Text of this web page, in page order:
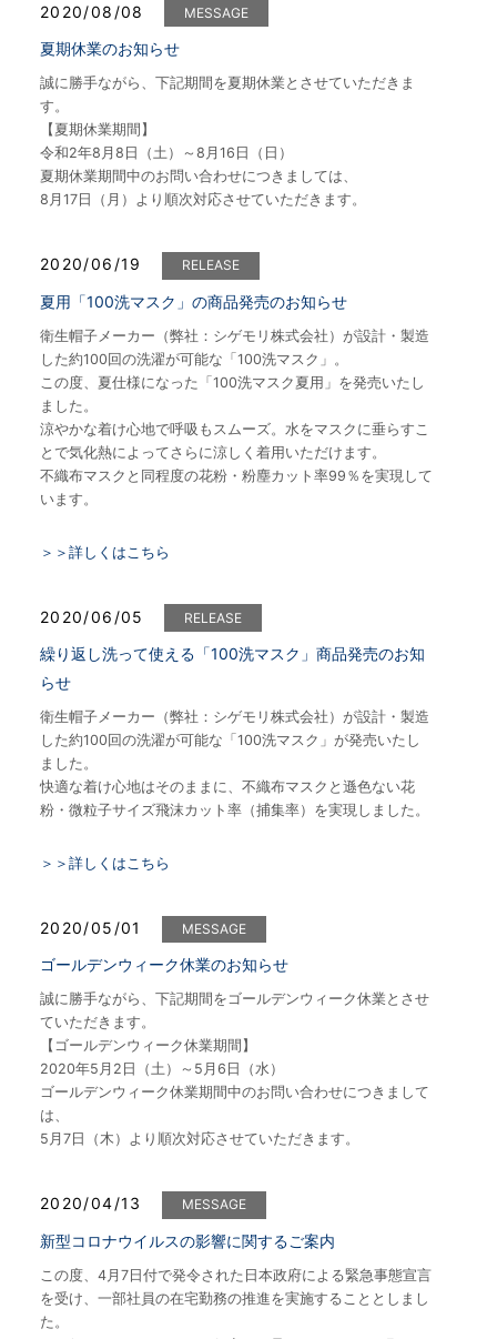
2020/08/08 MESSAGE
夏期休業のお知らせ
誠に勝手ながら、下記期間を夏期休業とさせていただきま
す。
【夏期休業期間】
令和2年8月8日（土）～8月16日（日）
夏期休業期間中のお問い合わせにつきましては、
8月17日（月）より順次対応させていただきます。
2020/06/19 RELEASE
夏用「100洗マスク」の商品発売のお知らせ
衛生帽子メーカー（弊社：シゲモリ株式会社）が設計・製造
した約100回の洗濯が可能な「100洗マスク」。
この度、夏仕様になった「100洗マスク夏用」を発売いたし
ました。
涼やかな着け心地で呼吸もスムーズ。水をマスクに垂らすこ
とで気化熱によってさらに涼しく着用いただけます。
不織布マスクと同程度の花粉・粉塵カット率99％を実現して
います。
＞＞詳しくはこちら
2020/06/05 RELEASE
繰り返し洗って使える「100洗マスク」商品発売のお知
らせ
衛生帽子メーカー（弊社：シゲモリ株式会社）が設計・製造
した約100回の洗濯が可能な「100洗マスク」が発売いたし
ました。
快適な着け心地はそのままに、不織布マスクと遜色ない花
粉・微粒子サイズ飛沫カット率（捕集率）を実現しました。
＞＞詳しくはこちら
2020/05/01 MESSAGE
ゴールデンウィーク休業のお知らせ
誠に勝手ながら、下記期間をゴールデンウィーク休業とさせ
ていただきます。
【ゴールデンウィーク休業期間】
2020年5月2日（土）～5月6日（水）
ゴールデンウィーク休業期間中のお問い合わせにつきまして
は、
5月7日（木）より順次対応させていただきます。
2020/04/13 MESSAGE
新型コロナウイルスの影響に関するご案内
この度、4月7日付で発令された日本政府による緊急事態宣言
を受け、一部社員の在宅勤務の推進を実施することとしまし
た。